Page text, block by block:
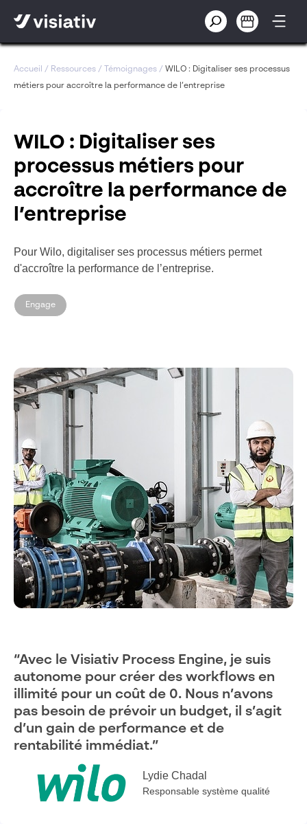
Accueil / Ressources / Témoignages / WILO : Digitaliser ses processus
métiers pour accroître la performance de l’entreprise
WILO : Digitaliser ses
processus métiers pour
accroître la performance de
l’entreprise
Pour Wilo, digitaliser ses processus métiers permet
d'accroître la performance de l’entreprise.
Engage
“Avec le Visiativ Process Engine, je suis
autonome pour créer des workflows en
illimité pour un coût de 0. Nous n’avons
pas besoin de prévoir un budget, il s’agit
d’un gain de performance et de
rentabilité immédiat.”
Lydie Chadal
Responsable système qualité